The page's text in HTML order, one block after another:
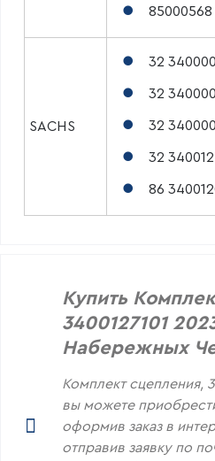
85000568
SACHS
32
32
32
32
86
Купить
3400127101
Набережных
Комплект сцепления,
вы можете
оформив заказ в
отправив заявку по